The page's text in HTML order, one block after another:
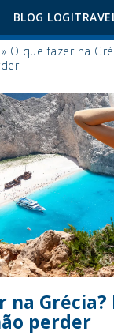
BLOG
» O que fazer na
na Grécia?
perder